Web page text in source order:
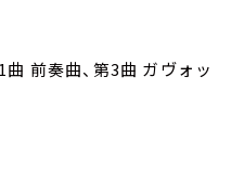
曲 前奏曲、第3曲 ガヴォッ